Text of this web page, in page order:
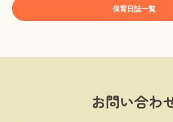
保育日誌一覧
お問い合わ